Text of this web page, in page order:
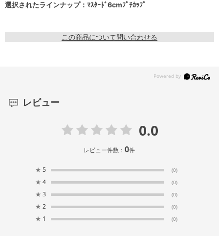
選択されたラインナップ：ﾏｽﾀｰﾄﾞ6cmﾌﾟﾁｶｯﾌﾟ
この商品について問い合わせる
レビュー
0.0
レビュー件数：0件
★ 5 (0)
★ 4 (0)
★ 3 (0)
★ 2 (0)
★ 1 (0)